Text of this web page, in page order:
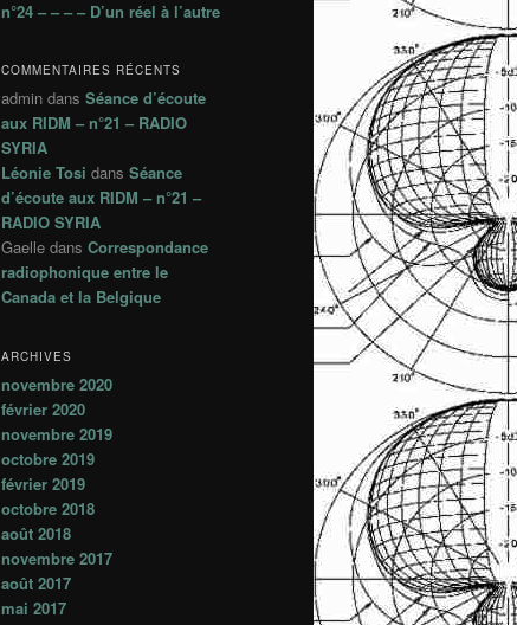
n°24 – – – – D’un réel à l’autre
COMMENTAIRES RÉCENTS
admin dans Séance d’écoute
aux RIDM – n°21 – RADIO
SYRIA
Léonie Tosi dans Séance
d’écoute aux RIDM – n°21 –
RADIO SYRIA
Gaelle dans Correspondance
radiophonique entre le
Canada et la Belgique
ARCHIVES
novembre 2020
février 2020
novembre 2019
octobre 2019
février 2019
octobre 2018
août 2018
novembre 2017
août 2017
mai 2017